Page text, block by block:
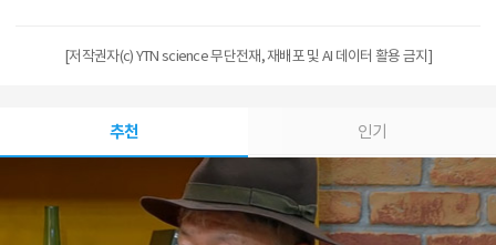
[저작권자(c) YTN science 무단전재, 재배포 및 AI 데이터 활용 금지]
추천 인기